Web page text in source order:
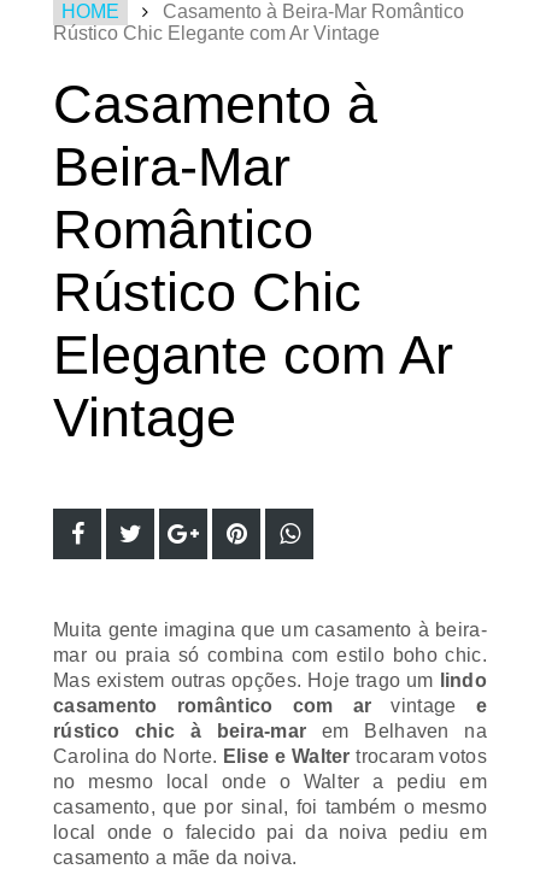
Rústico Chic Elegante com Ar Vintage
Casamento à
Beira-Mar
Romântico
Rústico Chic
Elegante com Ar
Vintage
mar ou praia só combina com estilo boho chic.
Mas existem outras opções. Hoje trago um lindo
casamento romântico com arvintagee
rústico chic à beira-marem Belhaven na
Carolina do Norte.Elise e Walter
trocaram votos
no mesmo local onde o Walter a pediu em
casamento, que por sinal, foi também o mesmo
local onde o falecido pai da noiva pediu em
casamento a mãe da noiva.